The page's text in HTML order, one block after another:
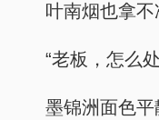
叶南烟也拿不
“老板，怎么
墨锦洲面色平